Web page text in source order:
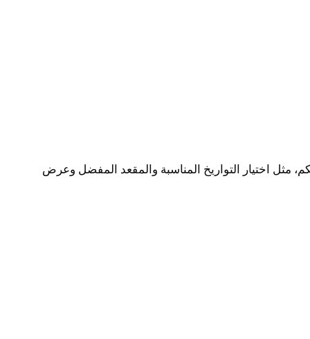
مثل اختيار التواريخ المناسبة والمقعد المفضل وعرض